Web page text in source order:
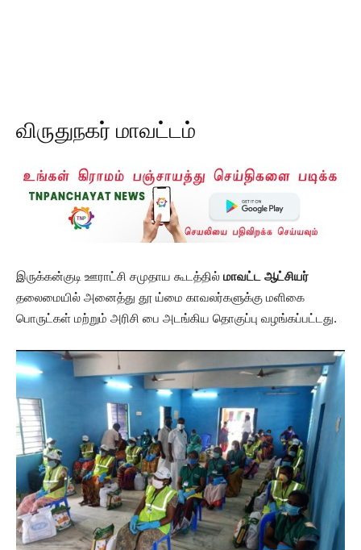
விருதுநகர் மாவட்டம்
இருக்கன்குடி ஊராட்சி சமுதாய கூடத்தில் மாவட்ட ஆட்சியர்
தலைமையில் அனைத்து தூ ய்மை காவலர்களுக்கு மளிகை
பொருட்கள் மற்றும் அரிசி பை அடங்கிய தொகுப்பு வழங்கப்பட்டது.